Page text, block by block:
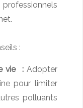
:
vie : Adopter
pour limiter
polluants